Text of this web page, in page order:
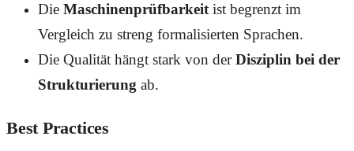
Die Maschinenprüfbarkeit ist begrenzt im
Vergleich zu streng formalisierten Sprachen.
Die Qualität hängt stark von der Disziplin bei der
Strukturierung ab.
Best Practices